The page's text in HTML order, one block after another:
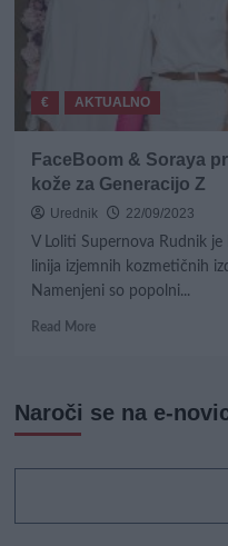
€ AKTUALNO
FaceBoom & Soraya
kože za Generacijo Z
Urednik
22/09/2023
V Loliti Supernova Rudnik
linija izjemnih kozmetičnih
Namenjeni so popolni...
Read MoreRead
&
popolno
Naroči se na e-